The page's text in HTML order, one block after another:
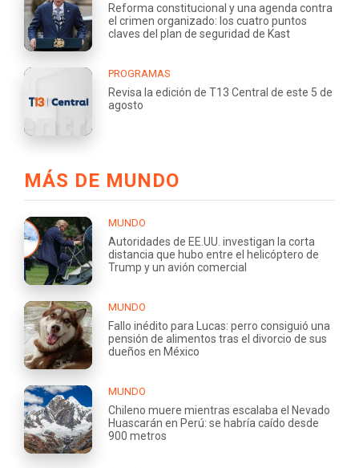
Reforma constitucional y una agenda contra
el crimen organizado: los cuatro puntos
claves del plan de seguridad de Kast
PROGRAMAS
Revisa la edición de T13 Central de este 5 de
agosto
MÁS DE MUNDO
MUNDO
Autoridades de EE.UU. investigan la corta
distancia que hubo entre el helicóptero de
Trump y un avión comercial
MUNDO
Fallo inédito para Lucas: perro consiguió una
pensión de alimentos tras el divorcio de sus
dueños en México
MUNDO
Chileno muere mientras escalaba el Nevado
Huascarán en Perú: se habría caído desde
900 metros